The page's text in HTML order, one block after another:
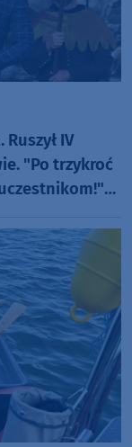
IV
"Po trzykroć